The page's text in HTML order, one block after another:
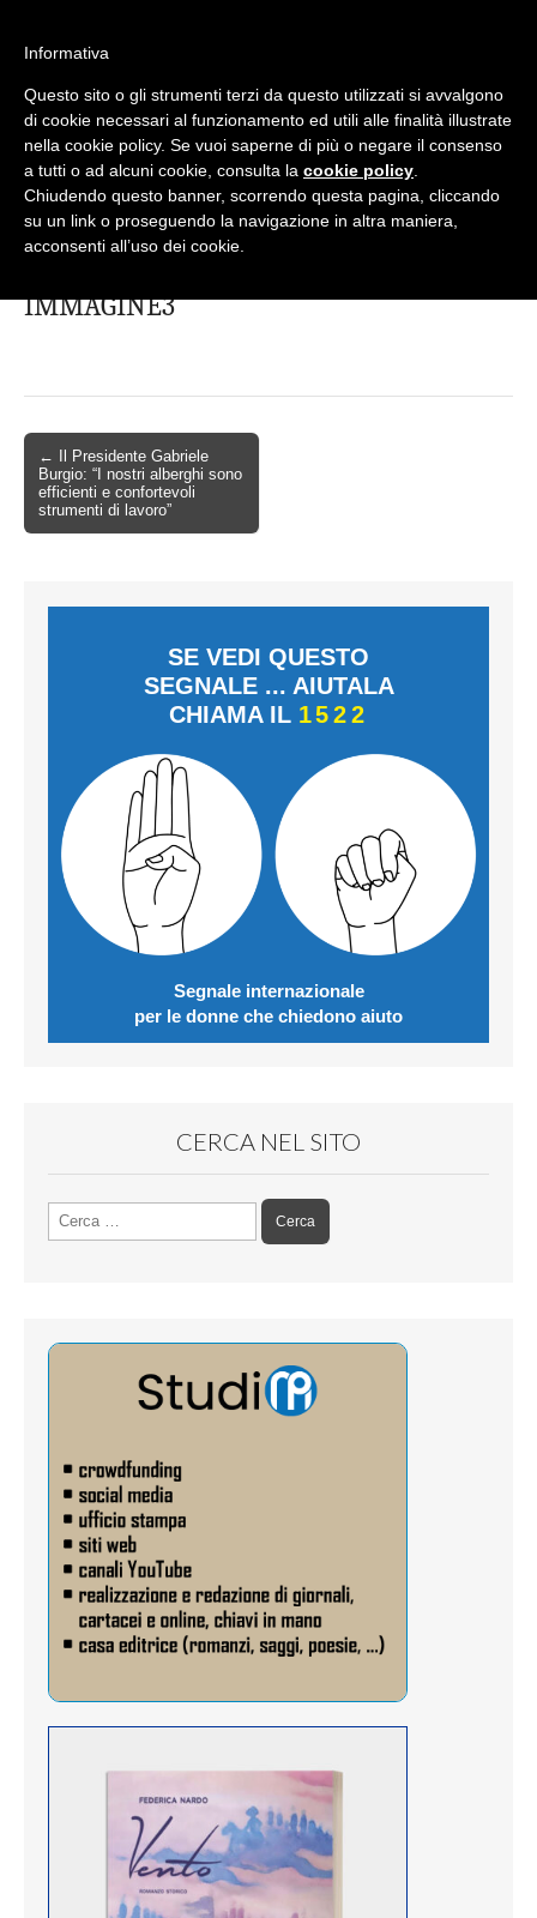
Mondo Italiano nel Mondo
LE INTERVISTE SONO AGLI ITALIANI CHE
RICOPRONO RUOLI ISTITUZIONALI, A
QUELLI CHE RAPPRESENTANO LA
SOCIETÀ E A CHI È UN "COMUNE
CITTADINO" ...
PER TUTTO QUESTO SIAMO "ORGOGLIOSI
DI ESSERE ITALIANI"
IMMAGINE3
← Il Presidente Gabriele
Burgio: “I nostri alberghi sono
efficienti e confortevoli
strumenti di lavoro”
SE VEDI QUESTO
SEGNALE ... AIUTALA
CHIAMA IL 1522
Segnale internazionale
per le donne che chiedono aiuto
CERCA NEL SITO
Informativa
Questo sito o gli strumenti terzi da questo utilizzati si avvalgono
di cookie necessari al funzionamento ed utili alle finalità illustrate
nella cookie policy. Se vuoi saperne di più o negare il consenso
a tutti o ad alcuni cookie, consulta la cookie policy
Chiudendo questo banner, scorrendo questa pagina, cliccando
su un link o proseguendo la navigazione in altra maniera,
acconsenti all’uso dei cookie.